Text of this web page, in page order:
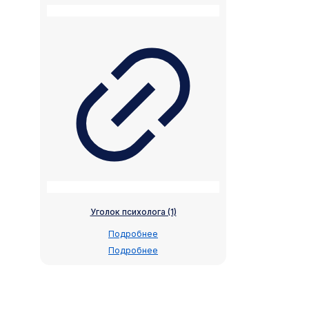
Уголок психолога (1)
Подробнее
Подробнее